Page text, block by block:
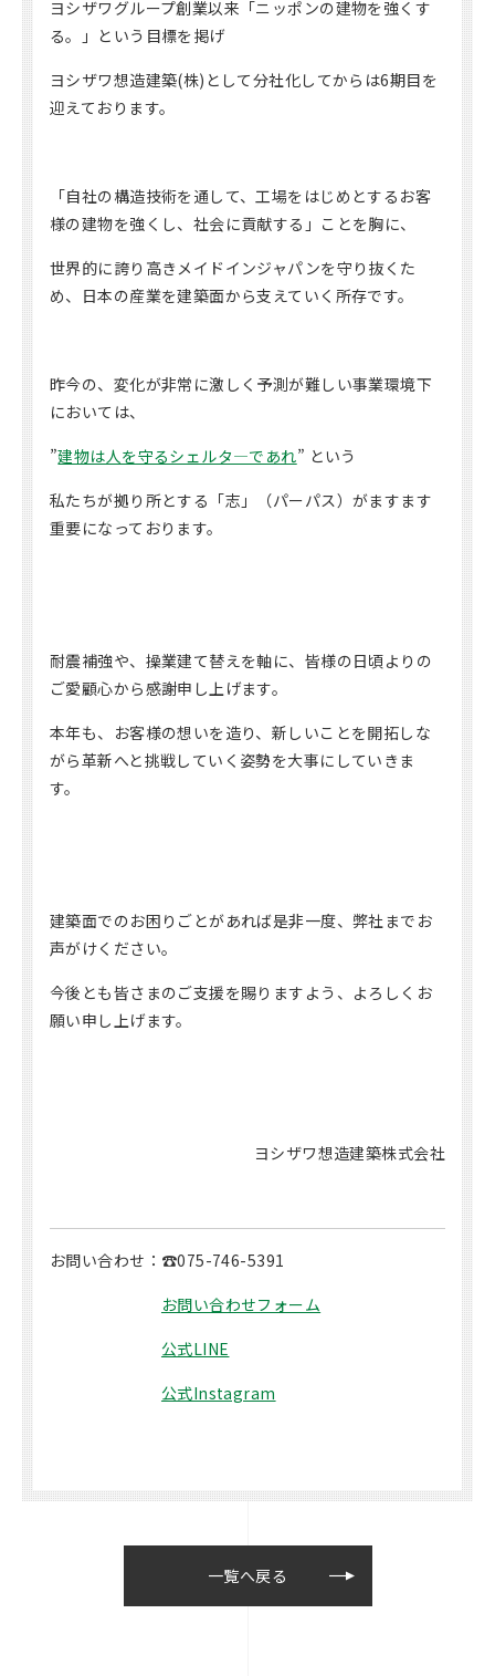
ヨシザワグループ創業以来「ニッポンの建物を強くす
る。」という目標を掲げ
ヨシザワ想造建築(株)として分社化してからは6期目を
迎えております。
「自社の構造技術を通して、工場をはじめとするお客
様の建物を強くし、社会に貢献する」ことを胸に、
世界的に誇り高きメイドインジャパンを守り抜くた
め、日本の産業を建築面から支えていく所存です。
昨今の、変化が非常に激しく予測が難しい事業環境下
においては、
”建物は人を守るシェルタ―であれ” という
私たちが拠り所とする「志」（パーパス）がますます
重要になっております。
耐震補強や、操業建て替えを軸に、皆様の日頃よりの
ご愛顧心から感謝申し上げます。
本年も、お客様の想いを造り、新しいことを開拓しな
がら革新へと挑戦していく姿勢を大事にしていきま
す。
建築面でのお困りごとがあれば是非一度、弊社までお
声がけください。
今後とも皆さまのご支援を賜りますよう、よろしくお
願い申し上げます。
ヨシザワ想造建築株式会社
お問い合わせ：☎075-746-5391
お問い合わせフォーム
公式LINE
公式Instagram
一覧へ戻る